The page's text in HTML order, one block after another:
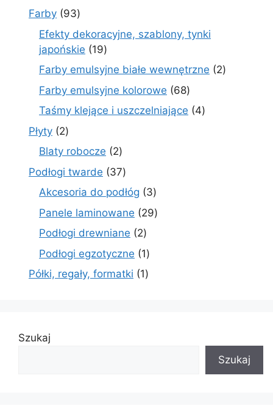
Farby 9393
produkty
Efekty dekoracyjne, szablony, tynki
japońskie
1919
produktów
Farby emulsyjne białe wewnętrzne 22
Farby emulsyjne kolorowe 6868
produktów
Taśmy klejące i uszczelniające 44
Płyty 22
produkty
Blaty robocze 22
produkty
Podłogi twarde 3737
produktów
Akcesoria do podłóg 33
produkty
Panele laminowane 2929
Podłogi drewniane 22
produkty
Podłogi egzotyczne 11
produkt
Półki, regały, formatki 11
Szukaj
Szukaj